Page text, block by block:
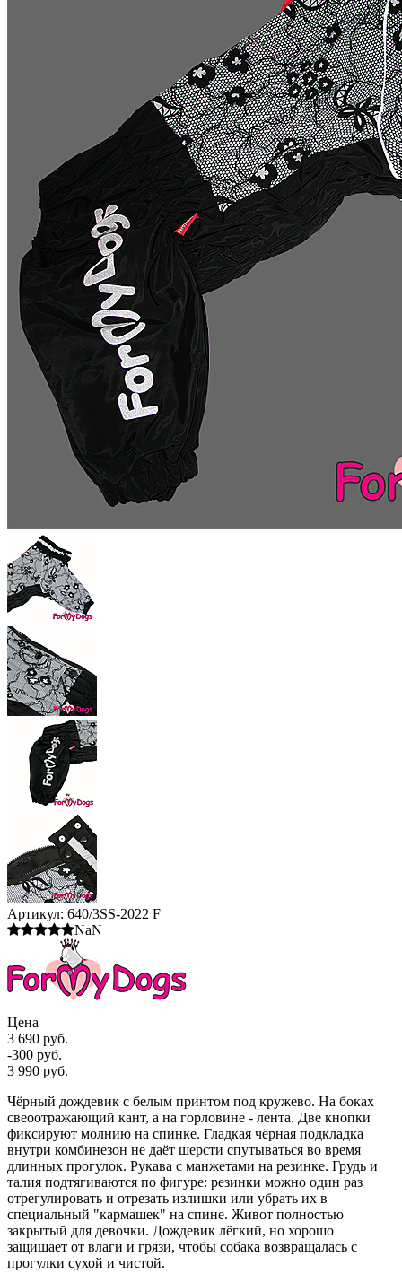
Артикул: 640/3SS-2022 F
NaN
Цена
3 690 руб.
-300 руб.
3 990 руб.
Чёрный дождевик с белым принтом под кружево. На боках
свеоотражающий кант, а на горловине - лента. Две кнопки
фиксируют молнию на спинке. Гладкая чёрная подкладка
внутри комбинезон не даёт шерсти спутываться во время
длинных прогулок. Рукава с манжетами на резинке. Грудь и
талия подтягиваются по фигуре: резинки можно один раз
отрегулировать и отрезать излишки или убрать их в
специальный "кармашек" на спине. Живот полностью
закрытый для девочки. Дождевик лёгкий, но хорошо
защищает от влаги и грязи, чтобы собака возвращалась с
прогулки сухой и чистой.